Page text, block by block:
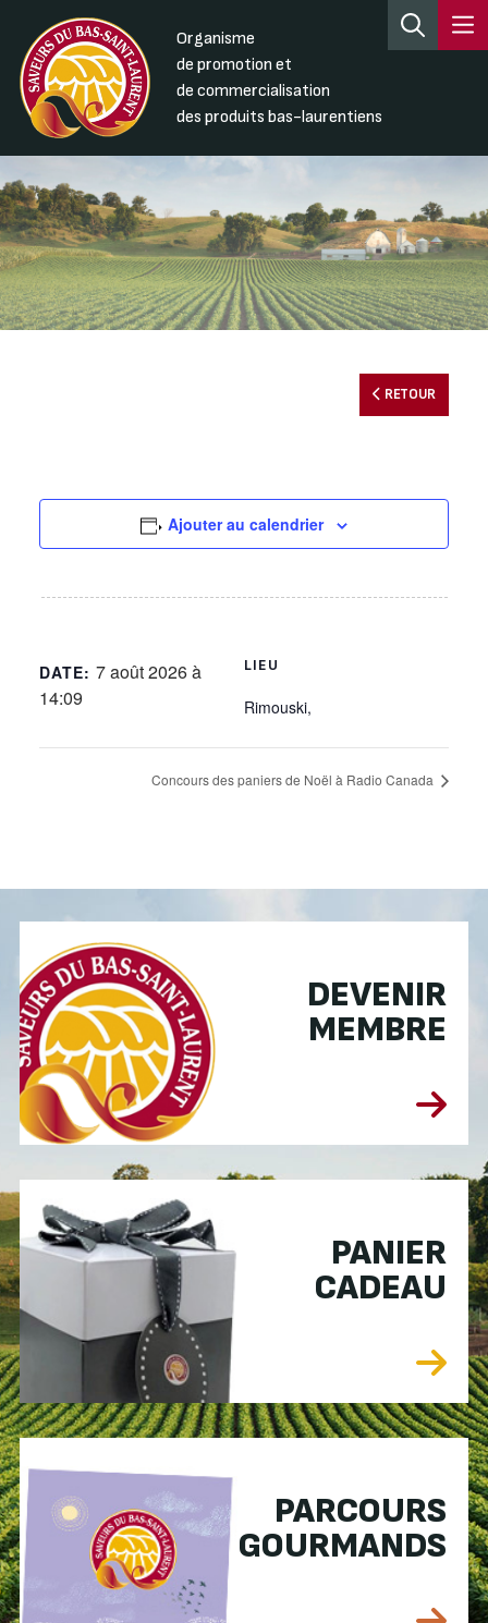
Organisme
de promotion et
de commercialisation
des produits bas-laurentiens
RETOUR
Ajouter au calendrier
DATE:7 août 2026 à
14:09
LIEU
Rimouski,
Concours des paniers de Noël à Radio Canada
DEVENIR
MEMBRE
PANIER
CADEAU
PARCOURS
GOURMANDS